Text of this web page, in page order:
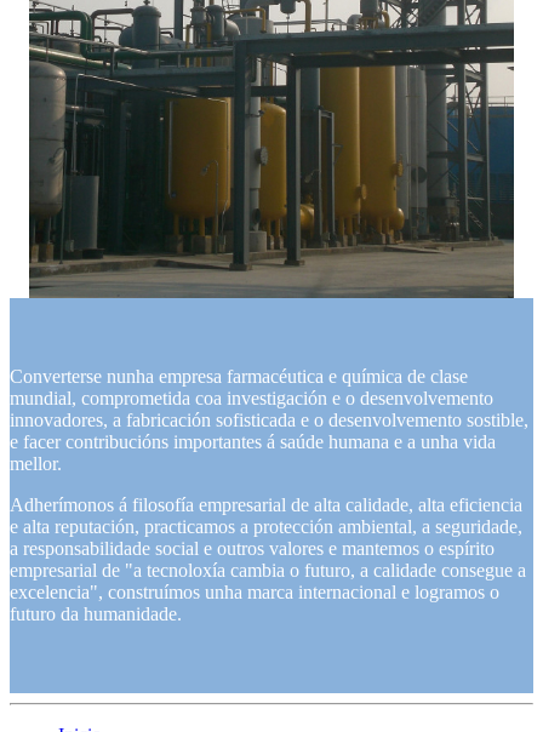
Converterse nunha empresa farmacéutica e química de clase
mundial, comprometida coa investigación e o desenvolvemento
innovadores, a fabricación sofisticada e o desenvolvemento sostible,
e facer contribucións importantes á saúde humana e a unha vida
mellor.
Adherímonos á filosofía empresarial de alta calidade, alta eficiencia
e alta reputación, practicamos a protección ambiental, a seguridade,
a responsabilidade social e outros valores e mantemos o espírito
empresarial de "a tecnoloxía cambia o futuro, a calidade consegue a
excelencia", construímos unha marca internacional e logramos o
futuro da humanidade.